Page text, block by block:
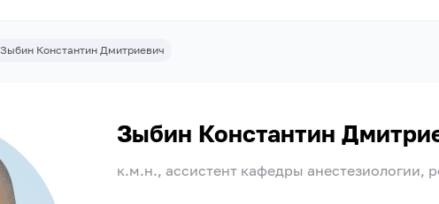
Зыбин Константин Дмитриевич
Зыбин Константин
к.м.н., ассистент кафедры анестезиологии,